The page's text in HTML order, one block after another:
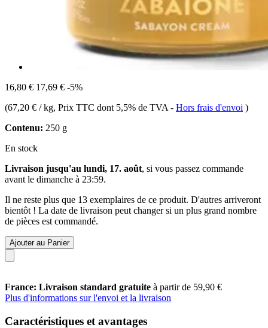
16,80 € 17,69 € -5%
(67,20 € / kg, Prix TTC dont 5,5% de TVA - Hors frais d'envoi )
Contenu: 250 g
En stock
Livraison jusqu'au lundi, 17. août, si vous passez commande
avant le dimanche à 23:59.
Il ne reste plus que 13 exemplaires de ce produit. D'autres arriveront
bientôt ! La date de livraison peut changer si un plus grand nombre
de pièces est commandé.
Ajouter au Panier
France: Livraison standard gratuite à partir de 59,90 €
Plus d'informations sur l'envoi et la livraison
Caractéristiques et avantages